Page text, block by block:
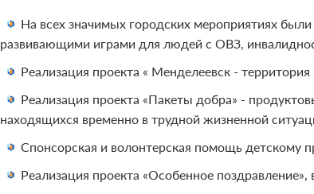
На всех значимых городских мероприятиях
развивающими играми для людей с ОВЗ,
Реализация проекта « Менделеевск -
Реализация проекта «Пакеты добра» -
находящихся временно в трудной жизненной
Спонсорская и волонтерская помощь детскому
Реализация проекта «Особенное